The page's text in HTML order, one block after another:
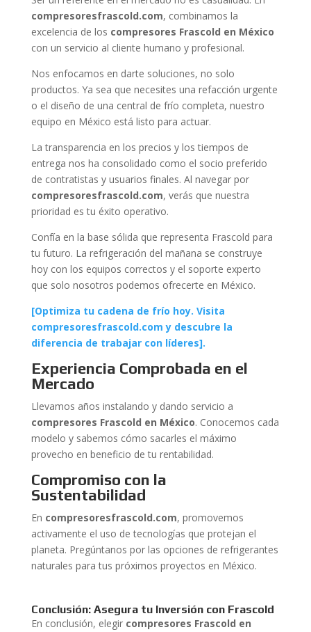
compresoresfrascold.com, combinamos la
excelencia de los compresores Frascold en México
con un servicio al cliente humano y profesional.
Nos enfocamos en darte soluciones, no solo
productos. Ya sea que necesites una refacción urgente
o el diseño de una central de frío completa, nuestro
equipo en México está listo para actuar.
La transparencia en los precios y los tiempos de
entrega nos ha consolidado como el socio preferido
de contratistas y usuarios finales. Al navegar por
compresoresfrascold.com, verás que nuestra
prioridad es tu éxito operativo.
Confía en la base sólida que representa Frascold para
tu futuro. La refrigeración del mañana se construye
hoy con los equipos correctos y el soporte experto
que solo nosotros podemos ofrecerte en México.
[Optimiza tu cadena de frío hoy. Visita
compresoresfrascold.com y descubre la
diferencia de trabajar con líderes].
Experiencia Comprobada en el
Mercado
Llevamos años instalando y dando servicio a
compresores Frascold en México. Conocemos cada
modelo y sabemos cómo sacarles el máximo
provecho en beneficio de tu rentabilidad.
Compromiso con la
Sustentabilidad
En compresoresfrascold.com, promovemos
activamente el uso de tecnologías que protejan el
planeta. Pregúntanos por las opciones de refrigerantes
naturales para tus próximos proyectos en México.
Conclusión: Asegura tu Inversión con Frascold
En conclusión, elegir compresores Frascold en